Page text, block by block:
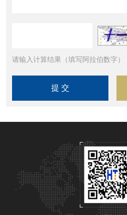
请输入计算结果（填写阿拉伯数字）